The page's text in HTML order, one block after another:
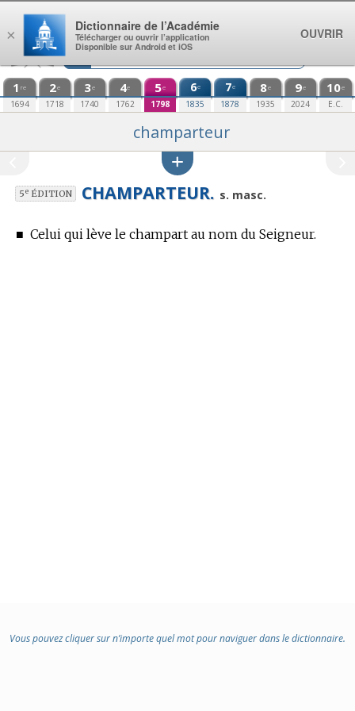
Aller au contenu
1 re
1694
2e
1718
3e
1740
4e
1762
5e
1798
6e
1835
7e
1878
8e
1935
9e
2024
10e
E.C.
champarteur
5eÉDITION CHAMPARTEUR. s. masc.
■ Celui qui lève le champart au nom du Seigneur.
Vous pouvez cliquer sur n’importe quel mot pour naviguer dans le dictionnaire.
×
Dictionnaire de l’Académie
Télécharger ou ouvrir l’application
Disponible sur Android et iOS
OUVRIR